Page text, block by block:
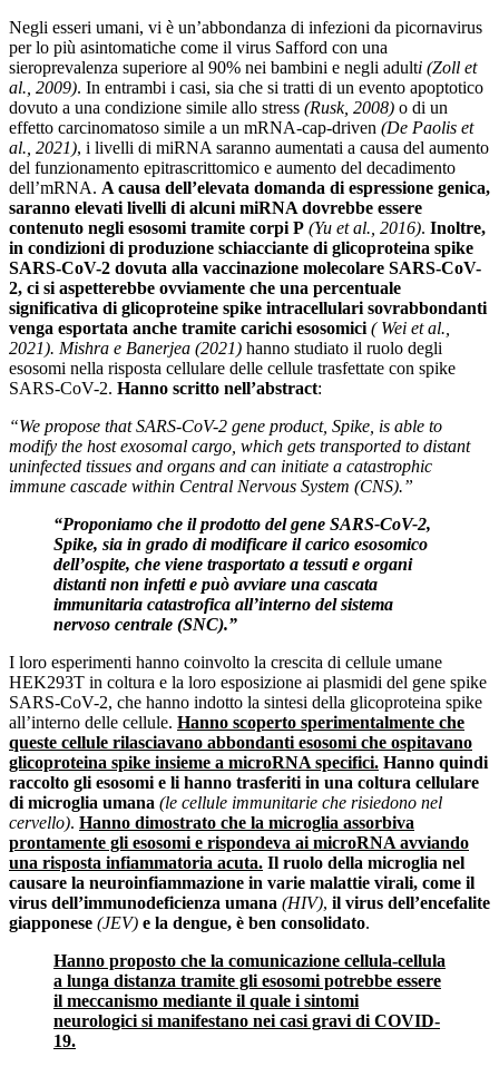
Negli esseri umani, vi è un’abbondanza di infezioni da picornavirus
per lo più asintomatiche come il virus Safford con una
sieroprevalenza superiore al 90% nei bambini e negli adulti (Zoll et
al., 2009). In entrambi i casi, sia che si tratti di un evento apoptotico
dovuto a una condizione simile allo stress (Rusk, 2008) o di un
effetto carcinomatoso simile a un mRNA-cap-driven (De Paolis et
al., 2021), i livelli di miRNA saranno aumentati a causa del aumento
del funzionamento epitrascrittomico e aumento del decadimento
dell’mRNA. A causa dell’elevata domanda di espressione genica,
saranno elevati livelli di alcuni miRNA dovrebbe essere
contenuto negli esosomi tramite corpi P (Yu et al., 2016). Inoltre,
in condizioni di produzione schiacciante di glicoproteina spike
SARS-CoV-2 dovuta alla vaccinazione molecolare SARS-CoV-
2, ci si aspetterebbe ovviamente che una percentuale
significativa di glicoproteine ​​spike intracellulari sovrabbondanti
venga esportata anche tramite carichi esosomici ( Wei et al.,
2021). Mishra e Banerjea (2021) hanno studiato il ruolo degli
esosomi nella risposta cellulare delle cellule trasfettate con spike
SARS-CoV-2. Hanno scritto nell’abstract:
“We propose that SARS-CoV-2 gene product, Spike, is able to
modify the host exosomal cargo, which gets transported to distant
uninfected tissues and organs and can initiate a catastrophic
immune cascade within Central Nervous System (CNS).”
“Proponiamo che il prodotto del gene SARS-CoV-2,
Spike, sia in grado di modificare il carico esosomico
dell’ospite, che viene trasportato a tessuti e organi
distanti non infetti e può avviare una cascata
immunitaria catastrofica all’interno del sistema
nervoso centrale (SNC).”
I loro esperimenti hanno coinvolto la crescita di cellule umane
HEK293T in coltura e la loro esposizione ai plasmidi del gene spike
SARS-CoV-2, che hanno indotto la sintesi della glicoproteina spike
all’interno delle cellule. Hanno scoperto sperimentalmente che
queste cellule rilasciavano abbondanti esosomi che ospitavano
glicoproteina spike insieme a microRNA specifici. Hanno quindi
raccolto gli esosomi e li hanno trasferiti in una coltura cellulare
di microglia umana (le cellule immunitarie che risiedono nel
cervello). Hanno dimostrato che la microglia assorbiva
prontamente gli esosomi e rispondeva ai microRNA avviando
una risposta infiammatoria acuta. Il ruolo della microglia nel
causare la neuroinfiammazione in varie malattie virali, come il
virus dell’immunodeficienza umana (HIV), il virus dell’encefalite
giapponese (JEV) e la dengue, è ben consolidato.
Hanno proposto che la comunicazione cellula-cellula
a lunga distanza tramite gli esosomi potrebbe essere
il meccanismo mediante il quale i sintomi
neurologici si manifestano nei casi gravi di COVID-
19.